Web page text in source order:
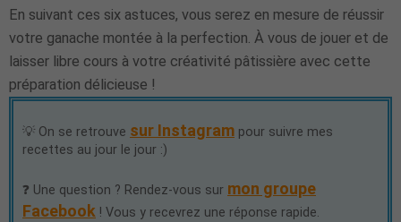
En suivant ces six astuces, vous serez en mesure de réussir
votre ganache montée à la perfection. À vous de jouer et de
laisser libre cours à votre créativité pâtissière avec cette
préparation délicieuse !
💡 On se retrouve sur Instagram pour suivre mes
recettes au jour le jour :)
❓ Une question ? Rendez-vous sur mon groupe
Facebook ! Vous y recevrez une réponse rapide.